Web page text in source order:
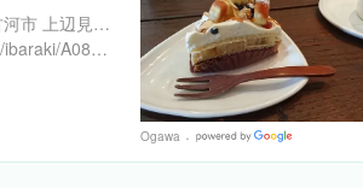
茨城県県, 上辺見 古河市 上辺見2633
https://tabelog.com/ibaraki/A0806/A080601/8017546/
Ogawa
Places